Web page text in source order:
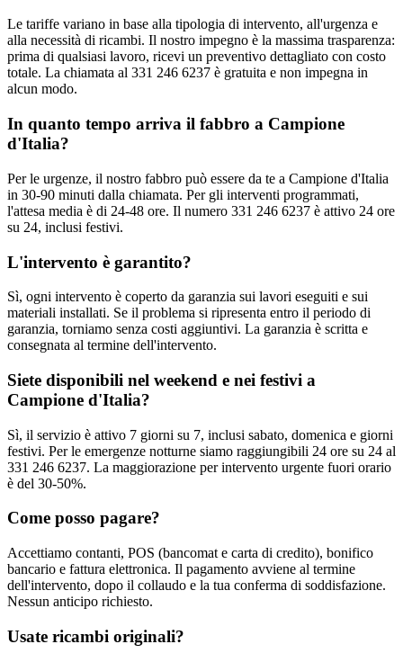
Le tariffe variano in base alla tipologia di intervento, all'urgenza e
alla necessità di ricambi. Il nostro impegno è la massima trasparenza:
prima di qualsiasi lavoro, ricevi un preventivo dettagliato con costo
totale. La chiamata al 331 246 6237 è gratuita e non impegna in
alcun modo.
In quanto tempo arriva il fabbro a Campione
d'Italia?
Per le urgenze, il nostro fabbro può essere da te a Campione d'Italia
in 30-90 minuti dalla chiamata. Per gli interventi programmati,
l'attesa media è di 24-48 ore. Il numero 331 246 6237 è attivo 24 ore
su 24, inclusi festivi.
L'intervento è garantito?
Sì, ogni intervento è coperto da garanzia sui lavori eseguiti e sui
materiali installati. Se il problema si ripresenta entro il periodo di
garanzia, torniamo senza costi aggiuntivi. La garanzia è scritta e
consegnata al termine dell'intervento.
Siete disponibili nel weekend e nei festivi a
Campione d'Italia?
Sì, il servizio è attivo 7 giorni su 7, inclusi sabato, domenica e giorni
festivi. Per le emergenze notturne siamo raggiungibili 24 ore su 24 al
331 246 6237. La maggiorazione per intervento urgente fuori orario
è del 30-50%.
Come posso pagare?
Accettiamo contanti, POS (bancomat e carta di credito), bonifico
bancario e fattura elettronica. Il pagamento avviene al termine
dell'intervento, dopo il collaudo e la tua conferma di soddisfazione.
Nessun anticipo richiesto.
Usate ricambi originali?